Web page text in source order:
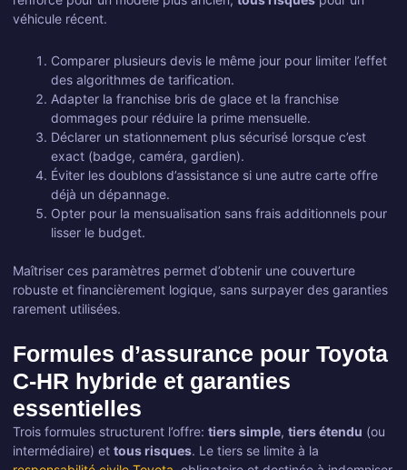
véhicule récent.
Comparer plusieurs devis le même jour pour limiter l’effet
des algorithmes de tarification.
Adapter la franchise bris de glace et la franchise
dommages pour réduire la prime mensuelle.
Déclarer un stationnement plus sécurisé lorsque c’est
exact (badge, caméra, gardien).
Éviter les doublons d’assistance si une autre carte offre
déjà un dépannage.
Opter pour la mensualisation sans frais additionnels pour
lisser le budget.
Maîtriser ces paramètres permet d’obtenir une couverture
robuste et financièrement logique, sans surpayer des garanties
rarement utilisées.
Formules d’assurance pour Toyota
C-HR hybride et garanties
essentielles
Trois formules structurent l’offre: tiers simple, tiers étendu (ou
intermédiaire) et tous risques. Le tiers se limite à la